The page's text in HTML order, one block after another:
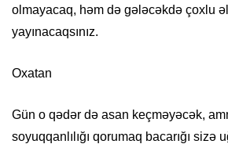
olmayacaq, həm də gələcəkdə çoxlu
yayınacaqsınız.
Oxatan
Gün o qədər də asan keçməyəcək,
soyuqqanlılığı qorumaq bacarığı sizə